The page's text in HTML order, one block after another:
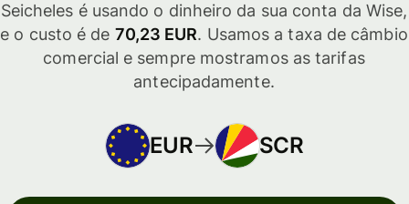
Seicheles é usando o dinheiro da sua conta da Wise,
e o custo é de 70,23 EUR. Usamos a taxa de câmbio
comercial e sempre mostramos as tarifas
antecipadamente.
EUR SCR